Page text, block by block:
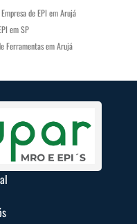
Empresa de EPI em Arujá
em SP
Ferramentas em Arujá
de Parafusos em SP
de Rolamentos em Guarulhos
em SP